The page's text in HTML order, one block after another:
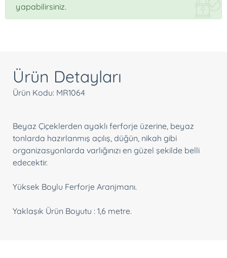
yapabilirsiniz.
Ürün Detayları
Ürün Kodu: MR1064
Beyaz Çiçeklerden ayaklı ferforje üzerine, beyaz
tonlarda hazırlanmış açılış, düğün, nikah gibi
organizasyonlarda varlığınızı en güzel şekilde belli
edecektir.
Yüksek Boylu Ferforje Aranjmanı.
Yaklaşık Ürün Boyutu : 1,6 metre.